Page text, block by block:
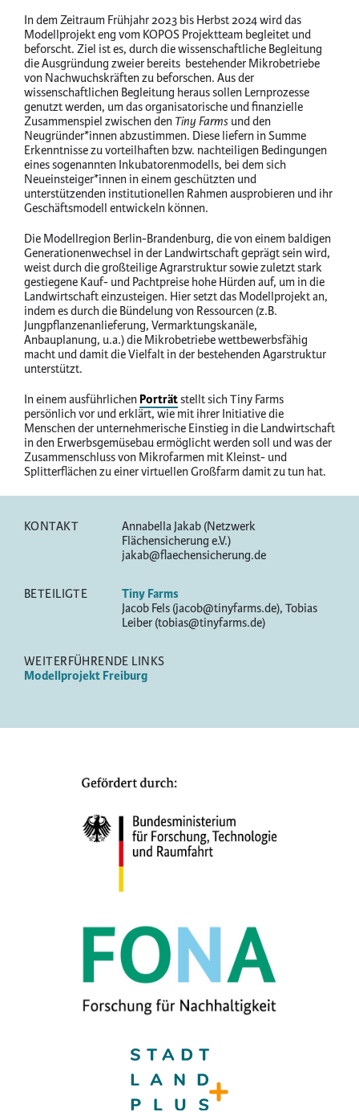
In dem Zeitraum Frühjahr 2023 bis Herbst 2024 wird das
Modellprojekt eng vom KOPOS Projektteam begleitet und
beforscht. Ziel ist es, durch die wissenschaftliche Begleitung
die Ausgründung zweier bereits bestehender Mikrobetriebe
von Nachwuchskräften zu beforschen. Aus der
wissenschaftlichen Begleitung heraus sollen Lernprozesse
genutzt werden, um das organisatorische und finanzielle
Zusammenspiel zwischen denTiny Farmsund den
Neugründer*innen abzustimmen. Diese liefern in Summe
Erkenntnisse zu vorteilhaften bzw. nachteiligen Bedingungen
eines sogenannten Inkubatorenmodells, bei dem sich
Neueinsteiger*innen in einem geschützten und
unterstützenden institutionellen Rahmen ausprobieren und ihr
Geschäftsmodell entwickeln können.
Die Modellregion Berlin-Brandenburg, die von einem baldigen
Generationenwechsel in der Landwirtschaft geprägt sein wird,
weist durch die großteilige Agrarstruktur sowie zuletzt stark
gestiegene Kauf- und Pachtpreise hohe Hürden auf, um in die
Landwirtschaft einzusteigen. Hier setzt das Modellprojekt an,
indem es durch die Bündelung von Ressourcen (z.B.
Jungpflanzenanlieferung, Vermarktungskanäle,
Anbauplanung, u.a.) die Mikrobetriebe wettbewerbsfähig
macht und damit die Vielfalt in der bestehenden Agarstruktur
unterstützt.
In einem ausführlichenPorträtstellt sich Tiny Farms
persönlich vor und erklärt, wie mit ihrer Initiative die
Menschen der unternehmerische Einstieg in die Landwirtschaft
in den Erwerbsgemüsebau ermöglicht werden soll und was der
Zusammenschluss von Mikrofarmen mit Kleinst- und
Splitterflächen zu einer virtuellen Großfarm damit zu tun hat.
KONTAKT
Annabella Jakab (Netzwerk
Flächensicherung e.V.)
jakab@flaechensicherung.de
BETEILIGTE
Tiny Farms
Jacob Fels (jacob@tinyfarms.de), Tobias
Leiber (tobias@tinyfarms.de)
WEITERFÜHRENDE LINKS
Modellprojekt Freiburg